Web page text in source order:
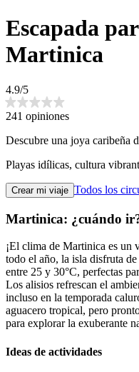
Escapada
Martinica
4.9/5
241 opiniones
Descubre una joya caribeña
Playas idílicas, cultura
Crear mi viaje Todos los
Martinica: ¿cuándo
¡El clima de Martinica es un
todo el año, la isla disfruta
entre 25 y 30°C, perfectas
Los alisios refrescan el
incluso en la temporada
aguacero tropical, pero
para explorar la exuberante
Ideas de actividades